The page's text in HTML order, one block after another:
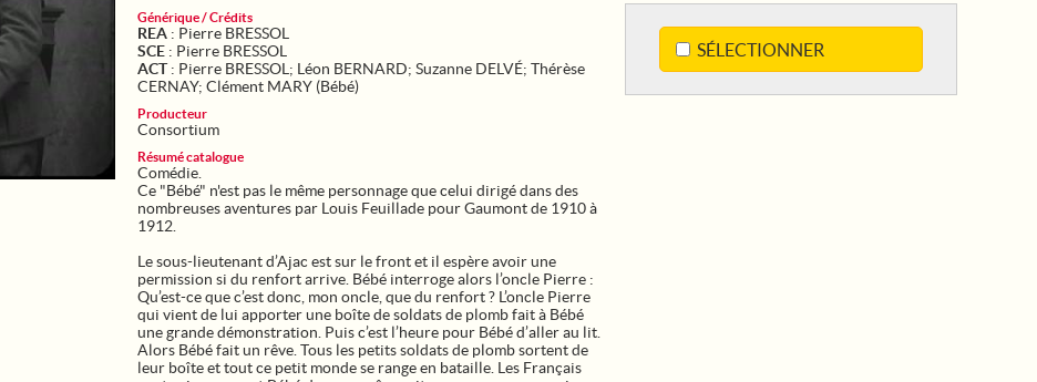
SÉLECTIONNER
Générique / Crédits
REA : Pierre BRESSOL
SCE : Pierre BRESSOL
ACT: Pierre BRESSOL; Léon BERNARD; Suzanne DELVÉ; Thérèse
CERNAY; Clément MARY (Bébé)
Producteur
Consortium
Résumé catalogue
Comédie.
Ce "Bébé" n'est pas le même personnage que celui dirigé dans des
nombreuses aventures par Louis Feuillade pour Gaumont de 1910 à
1912.
Le sous-lieutenant d’Ajac est sur le front et il espère avoir une
permission si du renfort arrive. Bébé interroge alors l’oncle Pierre :
Qu’est-ce que c’est donc, mon oncle, que du renfort ? L’oncle Pierre
qui vient de lui apporter une boîte de soldats de plomb fait à Bébé
une grande démonstration. Puis c’est l’heure pour Bébé d’aller au lit.
Alors Bébé fait un rêve. Tous les petits soldats de plomb sortent de
leur boîte et tout ce petit monde se range en bataille. Les Français